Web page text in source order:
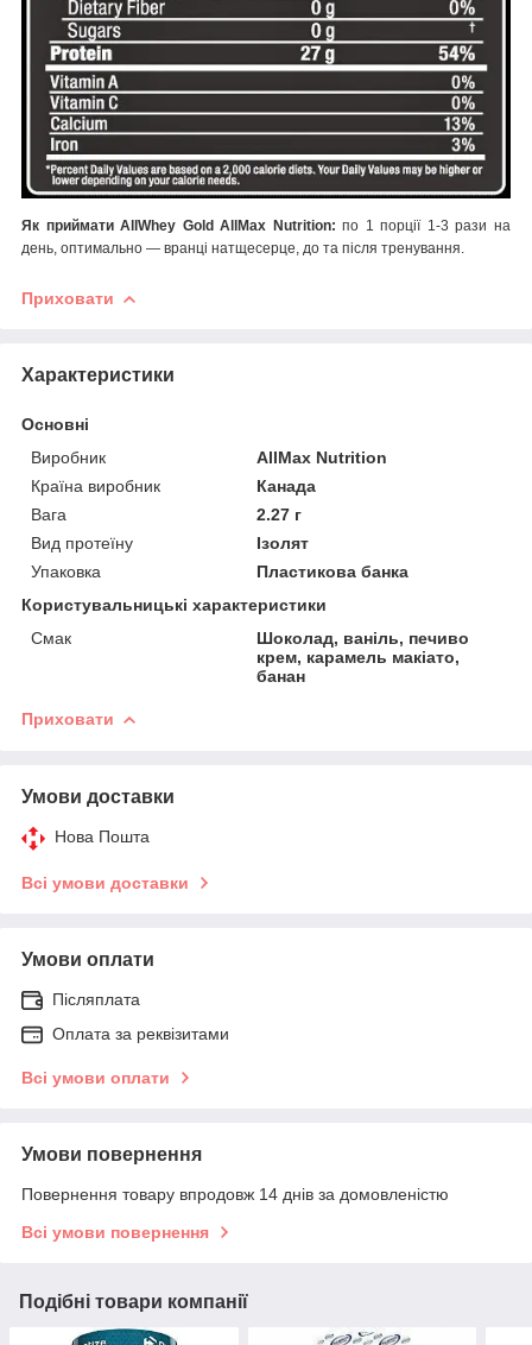
Як прийматиAllWhey Gold AllMax Nutrition:по 1 порції 1-3 рази на
день, оптимально — вранці натщесерце, до та після тренування.
Приховати
Характеристики
Основні
Виробник
AllMax Nutrition
Країна виробник
Канада
Вага
2.27 г
Вид протеїну
Ізолят
Упаковка
Пластикова банка
Користувальницькі характеристики
Смак
Шоколад, ваніль, печиво
крем, карамель макіато,
банан
Приховати
Умови доставки
Нова Пошта
Всі умови доставки
Умови оплати
Післяплата
Оплата за реквізитами
Всі умови оплати
Умови повернення
Повернення товару впродовж 14 днів за домовленістю
Всі умови повернення
Подібні товари компанії